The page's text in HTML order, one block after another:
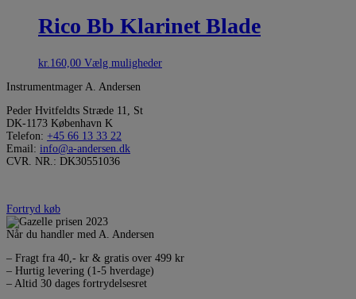
Rico Bb Klarinet Blade
kr. 160,00 Vælg muligheder
Instrumentmager A. Andersen
Peder Hvitfeldts Stræde 11, St
DK-1173 København K
Telefon: +45 66 13 33 22
Email: info@a-andersen.dk
CVR. NR.: DK30551036
Fortryd køb
Når du handler med A. Andersen
– Fragt fra 40,- kr & gratis over 499 kr
– Hurtig levering (1-5 hverdage)
– Altid 30 dages fortrydelsesret